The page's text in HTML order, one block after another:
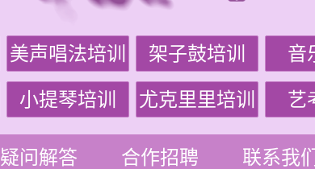
美声唱法培训 架子鼓培训 音
小提琴培训 尤克里里培训 艺
疑问解答 合作招聘 联系我们